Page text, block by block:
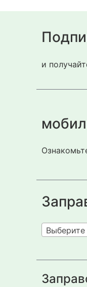
и
Выберите